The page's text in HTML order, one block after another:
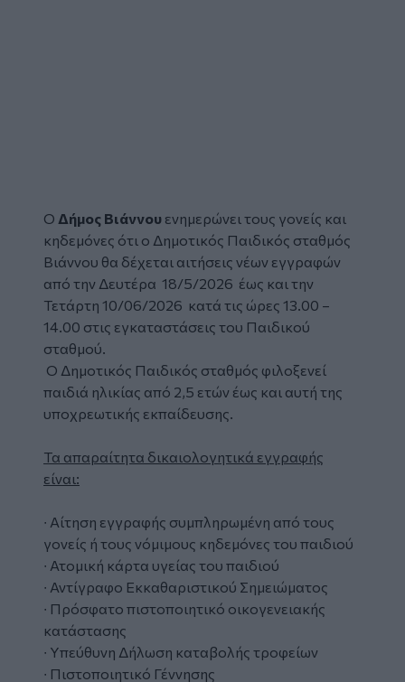
Ο Δήμος Βιάννου ενημερώνει τους γονείς και
κηδεμόνες ότι ο Δημοτικός Παιδικός σταθμός
Βιάννου θα δέχεται αιτήσεις νέων εγγραφών
από την Δευτέρα 18/5/2026 έως και την
Τετάρτη 10/06/2026 κατά τις ώρες 13.00 –
14.00 στις εγκαταστάσεις του Παιδικού
σταθμού.
Ο Δημοτικός Παιδικός σταθμός φιλοξενεί
παιδιά ηλικίας από 2,5 ετών έως και αυτή της
υποχρεωτικής εκπαίδευσης.
Τα απαραίτητα δικαιολογητικά εγγραφής
είναι:
∙ Αίτηση εγγραφής συμπληρωμένη από τους
γονείς ή τους νόμιμους κηδεμόνες του παιδιού
∙ Ατομική κάρτα υγείας του παιδιού
∙ Αντίγραφο Εκκαθαριστικού Σημειώματος
∙ Πρόσφατο πιστοποιητικό οικογενειακής
κατάστασης
∙ Υπεύθυνη Δήλωση καταβολής τροφείων
∙ Πιστοποιητικό Γέννησης